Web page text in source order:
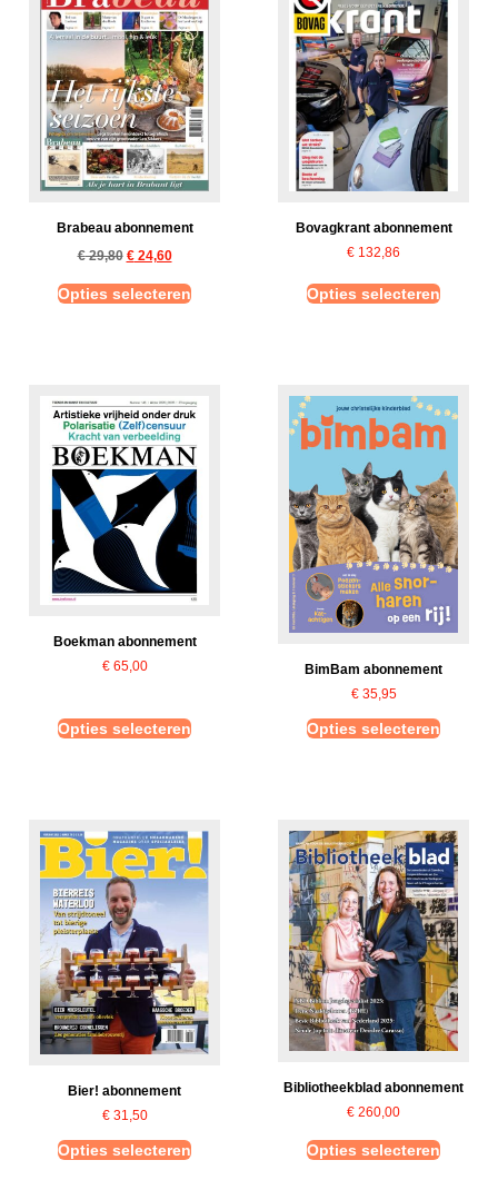
Brabeau abonnement
€29,80 €24,60
Opties selecteren
Bovagkrant abonnement
€ 132,86
Opties selecteren
Boekman abonnement
€65,00
Opties selecteren
BimBam abonnement
€35,95
Opties selecteren
Bier! abonnement
€31,50
Opties selecteren
Bibliotheekblad abonnement
€ 260,00
Opties selecteren